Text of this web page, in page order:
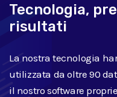
Tecnologia,
risultati
La nostra tecnologia
utilizzata da oltre 90
il nostro software